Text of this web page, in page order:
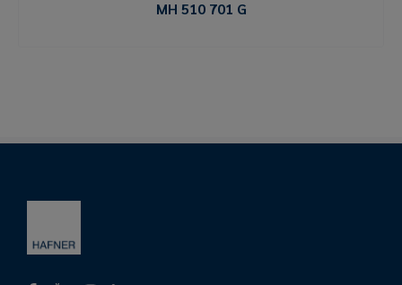
MH 510 701 G